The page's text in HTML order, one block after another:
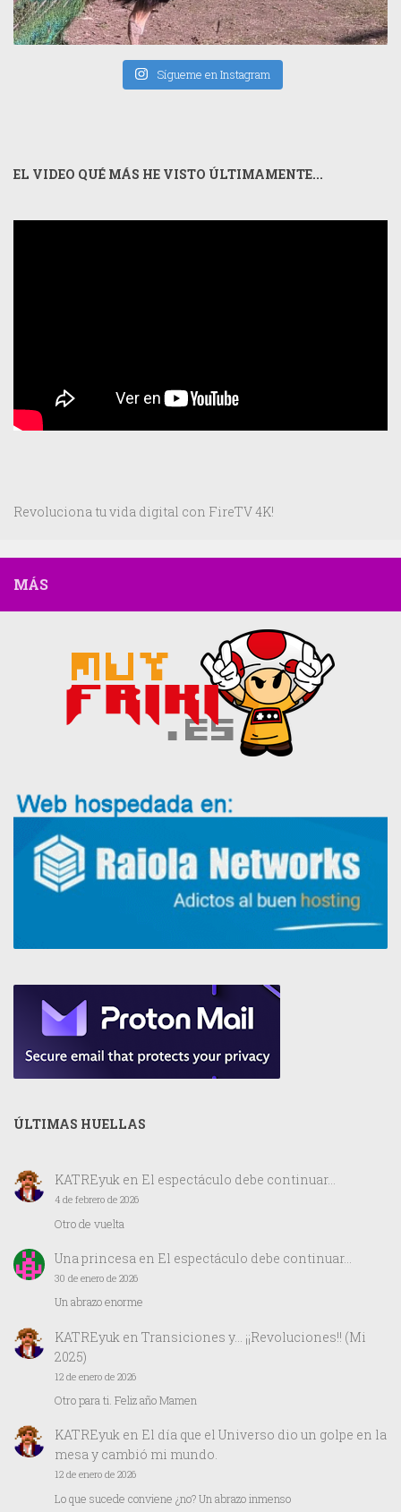
Sígueme en Instagram
EL VIDEO QUÉ MÁS HE VISTO ÚLTIMAMENTE...
Revoluciona tu vida digital con FireTV 4K!
MÁS
ÚLTIMAS HUELLAS
KATREyuken El espectáculo debe continuar…
4 de febrero de 2026
Otro de vuelta
Una princesaen El espectáculo debe continuar…
30 de enero de 2026
Un abrazo enorme
KATREyuk en Transiciones y… ¡¡Revoluciones!! (Mi
2025)
12 de enero de 2026
Otro para ti. Feliz año Mamen
KATREyuken El día que el Universo dio un golpe en la
mesa y cambió mi mundo.
12 de enero de 2026
Lo que sucede conviene ¿no? Un abrazo inmenso